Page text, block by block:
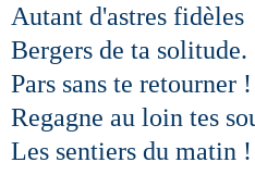
Autant d'astres fidèles
Bergers de ta solitude.
Pars sans te retourner !
Regagne au loin tes
Les sentiers du matin !